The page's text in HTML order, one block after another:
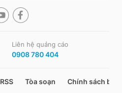
Liên hệ quảng cáo
0908 780 404
RSS Tòa soạn Chính sách bảo